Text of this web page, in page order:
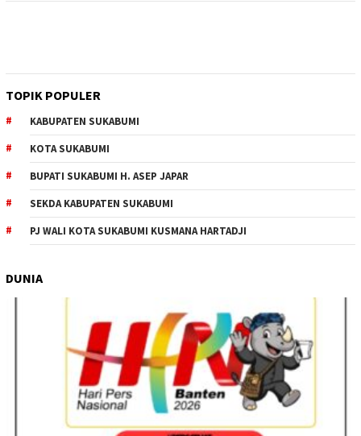
TOPIK POPULER
KABUPATEN SUKABUMI
KOTA SUKABUMI
BUPATI SUKABUMI H. ASEP JAPAR
SEKDA KABUPATEN SUKABUMI
PJ WALI KOTA SUKABUMI KUSMANA HARTADJI
DUNIA